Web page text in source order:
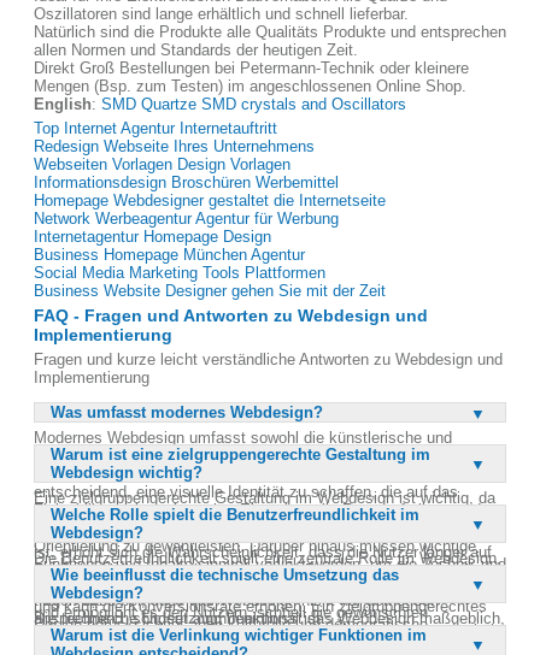
Oszillatoren sind lange erhältlich und schnell lieferbar.
Natürlich sind die Produkte alle Qualitäts Produkte und entsprechen
allen Normen und Standards der heutigen Zeit.
Direkt Groß Bestellungen bei Petermann-Technik oder kleinere
Mengen (Bsp. zum Testen) im angeschlossenen Online Shop.
English: SMD Quartze SMD crystals and Oscillators
Top Internet Agentur Internetauftritt
Redesign Webseite Ihres Unternehmens
Webseiten Vorlagen Design Vorlagen
Informationsdesign Broschüren Werbemittel
Homepage Webdesigner gestaltet die Internetseite
Network Werbeagentur Agentur für Werbung
Internetagentur Homepage Design
Business Homepage München Agentur
Social Media Marketing Tools Plattformen
Business Website Designer gehen Sie mit der Zeit
FAQ - Fragen und Antworten zu Webdesign und
Implementierung
Fragen und kurze leicht verständliche Antworten zu Webdesign und
Implementierung
Was umfasst modernes Webdesign?
Modernes Webdesign umfasst sowohl die künstlerische und
visuelle Gestaltung von Internetseiten als auch die technische
Umsetzung, die als Implementierung bezeichnet wird. Es ist
entscheidend, eine visuelle Identität zu schaffen, die auf das
Zielpublikum abgestimmt ist. Eine sinnvolle Raumaufteilung und
Benutzerfreundlichkeit sind ebenso wichtig, um eine gute
Orientierung zu gewährleisten. Darüber hinaus müssen wichtige
Funktionen und Inhalte sinnvoll verlinkt werden, um die Technik und
Zuverlässigkeit der Anwendung zu gewährleisten. All diese Aspekte
tragen dazu bei, dass das Webdesign nicht nur ästhetisch
ansprechend, sondern auch funktional ist.
Warum ist eine zielgruppengerechte Gestaltung im
Webdesign wichtig?
Eine zielgruppengerechte Gestaltung im Webdesign ist wichtig, da
sie sicherstellt, dass die Website die Bedürfnisse und Erwartungen
der Nutzer erfüllt. Wenn das Design auf die Zielgruppe abgestimmt
ist, erhöht sich die Wahrscheinlichkeit, dass die Nutzer länger auf
der Seite bleiben und die angebotenen Dienste oder Produkte in
Anspruch nehmen. Dies führt zu einer besseren Benutzererfahrung
und kann die Konversionsrate erhöhen. Ein zielgruppengerechtes
Design berücksichtigt auch kulturelle und demografische
Unterschiede, was die Relevanz und Attraktivität der Seite steigert.
Welche Rolle spielt die Benutzerfreundlichkeit im
Webdesign?
Die Benutzerfreundlichkeit spielt eine zentrale Rolle im Webdesign,
da sie direkt die Zufriedenheit und das Engagement der Nutzer
beeinflusst. Eine benutzerfreundliche Website ist leicht navigierbar
und ermöglicht es den Nutzern, schnell die gewünschten
Informationen zu finden. Dies reduziert die Absprungrate und erhöht
die Wahrscheinlichkeit, dass Besucher zu wiederkehrenden
Wie beeinflusst die technische Umsetzung das
Webdesign?
Die technische Umsetzung beeinflusst das Webdesign maßgeblich,
da sie die Grundlage für die Funktionalität und Performance der
Warum ist die Verlinkung wichtiger Funktionen im